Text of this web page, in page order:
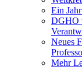
Ein
DGHO
Neues
Mehr